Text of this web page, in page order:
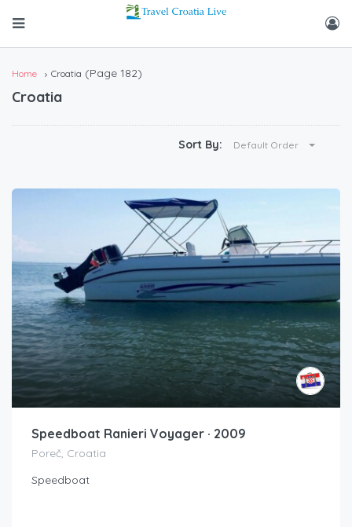
Home Croatia (Page 182)
Croatia
Sort By: Default Order
Speedboat Ranieri Voyager · 2009
Poreč, Croatia
Speedboat